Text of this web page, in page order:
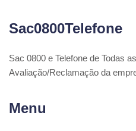
Sac0800Telefone
Sac 0800 e Telefone de Todas
Avaliação/Reclamação da
Menu